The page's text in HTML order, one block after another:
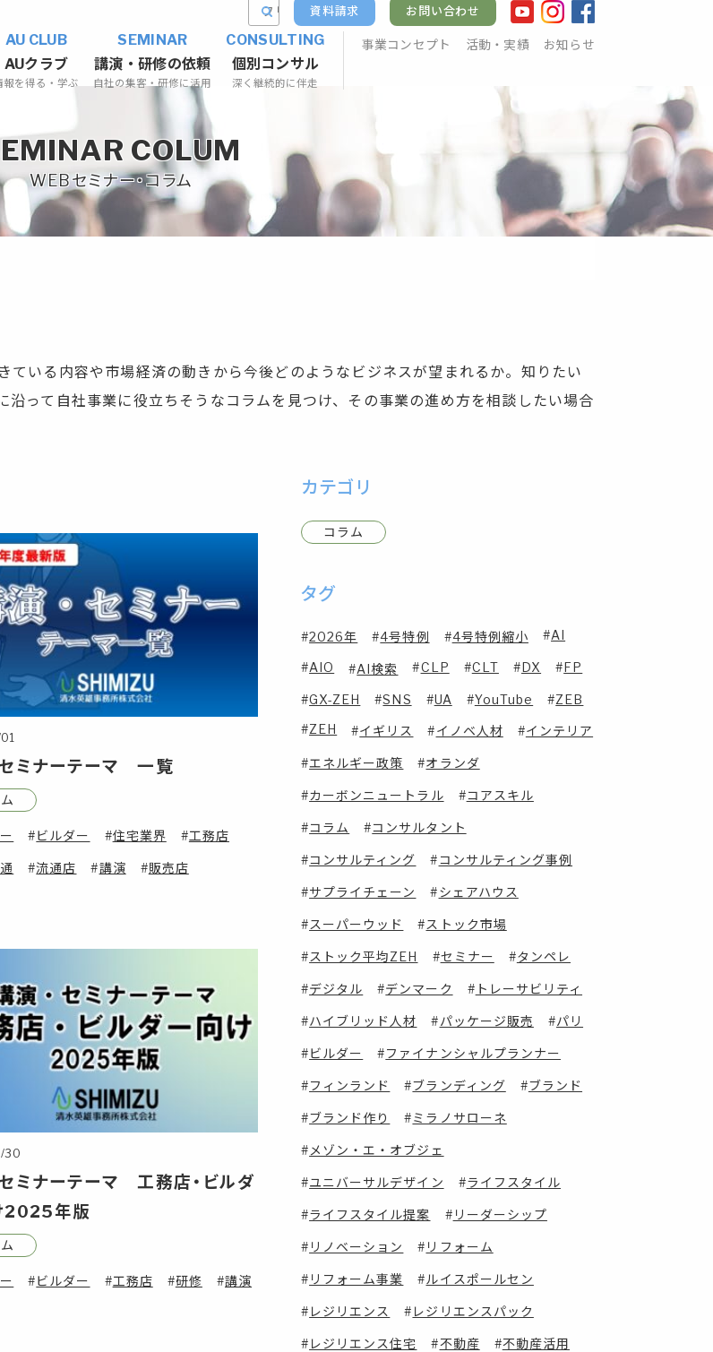
資料請求 お問い合わせ
AU CLUB
AUクラブ
報を得る・学ぶ
SEMINAR
講演・研修の依頼
自社の集客・研修に活用
CONSULTING
個別コンサル
深く継続的に伴走
事業コンセプト 活動・実績 お知らせ
COLUM
WEBセミナー・コラム
いる内容や市場経済の動きから今後どのようなビジネスが望まれるか。知りたい
って自社事業に役立ちそうなコラムを見つけ、その事業の進め方を相談したい場合
セミナーテーマ 一覧
ビルダー 住宅業界 工務店
流通店 講演 販売店
30
ミナーテーマ 工務店・ビルダ
2025年版
ビルダー 工務店 研修 講演
カテゴリ
コラム
タグ
2026年 4号特例 4号特例縮小 AI
AIO AI検索 CLP CLT DX FP
GX-ZEH SNS UA YouTube
ZEB
ZEH
イギリス イノベ人材 インテリア
エネルギー政策 オランダ
カーボンニュートラル コアスキル
コラム コンサルタント
コンサルティング コンサルティング事例
サプライチェーン シェアハウス
スーパーウッド ストック市場
ストック平均ZEH セミナー タンペレ
デジタル デンマーク トレーサビリティ
ハイブリッド人材 パッケージ販売 パリ
ビルダー ファイナンシャルプランナー
フィンランド ブランディング ブランド
ブランド作り ミラノサローネ
メゾン・エ・オブジェ
ユニバーサルデザイン ライフスタイル
ライフスタイル提案 リーダーシップ
リノベーション リフォーム
リフォーム事業 ルイスポールセン
レジリエンス レジリエンスパック
レジリエンス住宅 不動産 不動産活用